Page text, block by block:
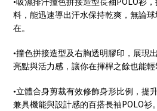
•吸濕排汗撞色拼接造型長袖
衫，
料，能迅速導出汗水保持乾爽，無論
在。
•撞色拼接造型及右胸透明膠印，展現
亮點與活力感，讓你在揮桿之餘也能輕
•立體合身剪裁有效修飾身形比例，提
兼具機能與設計感的百搭長袖POLO衫。